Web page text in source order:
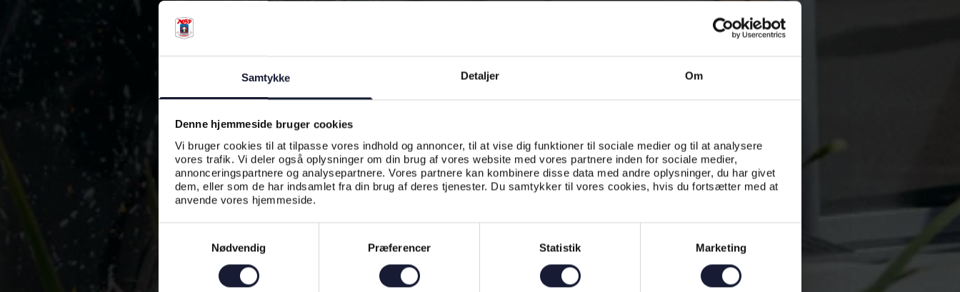
Samtykke Detaljer Om
Denne hjemmeside bruger cookies
Vi bruger cookies til at tilpasse vores indhold og annoncer, til at vise dig funktioner til sociale medier og til at analysere
vores trafik. Vi deler også oplysninger om din brug af vores website med vores partnere inden for sociale medier,
annonceringspartnere og analysepartnere. Vores partnere kan kombinere disse data med andre oplysninger, du har givet
dem, eller som de har indsamlet fra din brug af deres tjenester. Du samtykker til vores cookies, hvis du fortsætter med at
anvende vores hjemmeside.
Nødvendig
Præferencer Statistik Marketing